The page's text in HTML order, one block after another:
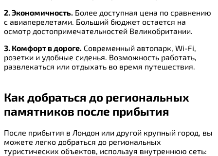
2. Экономичность. Более доступная цена по сравнению
с авиаперелетами. Больший бюджет остается на
осмотр достопримечательностей Великобритании.
3. Комфорт в дороге. Современный автопарк, Wi-Fi,
розетки и удобные сиденья. Возможность работать,
развлекаться или отдыхать во время путешествия.
Как добраться до региональных
памятников после прибытия
После прибытия в Лондон или другой крупный город, вы
можете легко добраться до региональных
туристических объектов, используя внутреннюю сеть: